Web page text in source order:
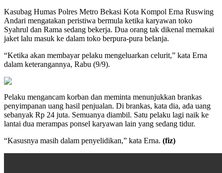
Kasubag Humas Polres Metro Bekasi Kota Kompol Erna Ruswing
Andari mengatakan peristiwa bermula ketika karyawan toko
Syahrul dan Rama sedang bekerja. Dua orang tak dikenal memakai
jaket lalu masuk ke dalam toko berpura-pura belanja.
“Ketika akan membayar pelaku mengeluarkan celurit,” kata Erna
dalam keterangannya, Rabu (9/9).
Pelaku mengancam korban dan meminta menunjukkan brankas
penyimpanan uang hasil penjualan. Di brankas, kata dia, ada uang
sebanyak Rp 24 juta. Semuanya diambil. Satu pelaku lagi naik ke
lantai dua merampas ponsel karyawan lain yang sedang tidur.
“Kasusnya masih dalam penyelidikan,” kata Erna. (fiz)